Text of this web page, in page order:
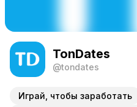
TonDates
@tondates
Играй, чтобы заработать